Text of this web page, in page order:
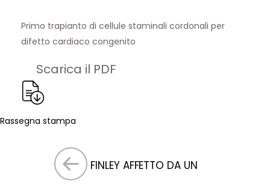
Primo trapianto di cellule staminali cordonali per
difetto cardiaco congenito
Scarica il PDF
Rassegna stampa
FINLEY AFFETTO DA UN